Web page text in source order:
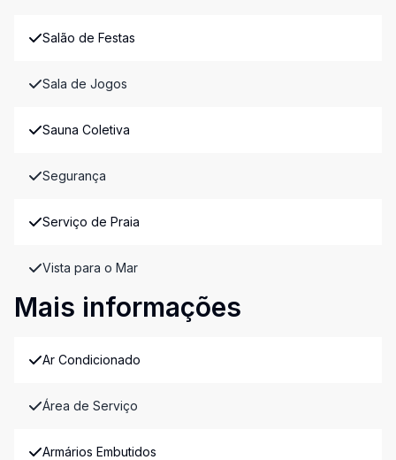
Salão de Festas
Sala de Jogos
Sauna Coletiva
Segurança
Serviço de Praia
Vista para o Mar
Mais informações
Ar Condicionado
Área de Serviço
Armários Embutidos